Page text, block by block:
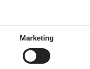
200 m
10 km
Marketing